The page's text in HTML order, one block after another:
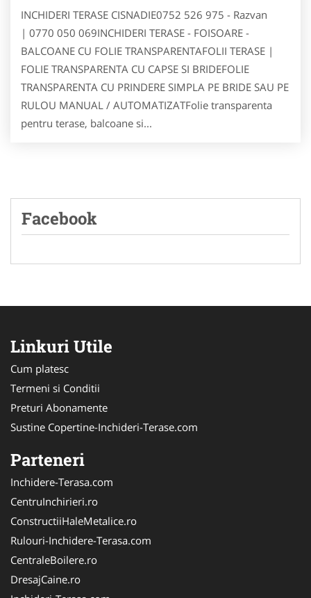
INCHIDERI TERASE CISNADIE0752 526 975 - Razvan
| 0770 050 069INCHIDERI TERASE - FOISOARE -
BALCOANE CU FOLIE TRANSPARENTAFOLII TERASE |
FOLIE TRANSPARENTA CU CAPSE SI BRIDEFOLIE
TRANSPARENTA CU PRINDERE SIMPLA PE BRIDE SAU PE
RULOU MANUAL / AUTOMATIZATFolie transparenta
pentru terase, balcoane si...
Facebook
Linkuri Utile
Cum platesc
Termeni si Conditii
Preturi Abonamente
Sustine Copertine-Inchideri-Terase.com
Parteneri
Inchidere-Terasa.com
CentruInchirieri.ro
ConstructiiHaleMetalice.ro
Rulouri-Inchidere-Terasa.com
CentraleBoilere.ro
DresajCaine.ro